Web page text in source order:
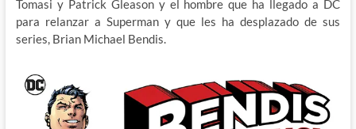
Tomasi y Patrick Gleason y el hombre que ha llegado a DC
para relanzar a Superman y que les ha desplazado de sus
series, Brian Michael Bendis.